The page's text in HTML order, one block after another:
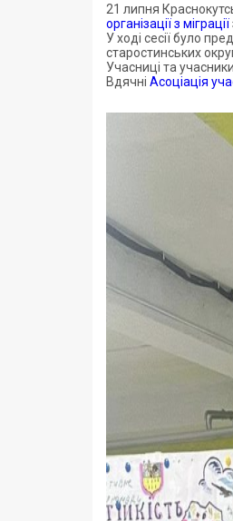
21 липня
організації з міграції
У ході сесії було
старостинських
Учасниці та
Вдячні Асоціація